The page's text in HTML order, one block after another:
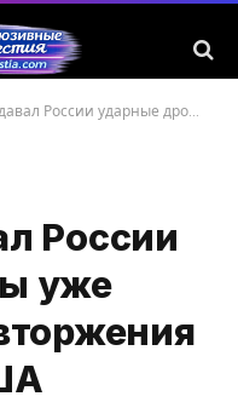
дроны уже после начала вторжения в Украину – США
России
уже